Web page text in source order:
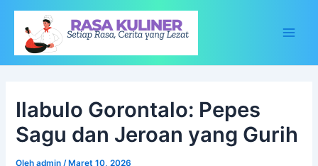
Lewati
konten
Ilabulo Gorontalo: Pepes
Sagu dan Jeroan yang Gurih
Olehadmin/ Maret 10, 2026